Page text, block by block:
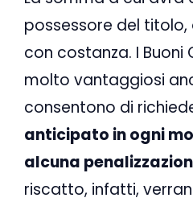
possessore del
con costanza. I Buoni
molto vantaggiosi
consentono di
anticipato in ogni
alcuna
riscatto, infatti,